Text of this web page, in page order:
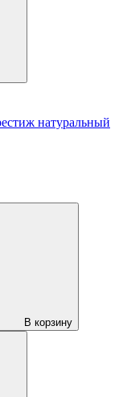
натуральный
В корзину